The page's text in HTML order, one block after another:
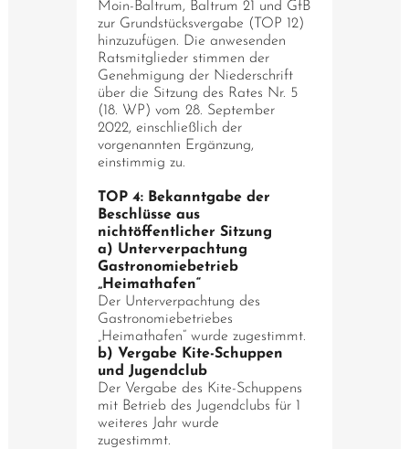
Moin-Baltrum, Baltrum 21 und GfB
zur Grundstücksvergabe (TOP 12)
hinzuzufügen. Die anwesenden
Ratsmitglieder stimmen der
Genehmigung der Niederschrift
über die Sitzung des Rates Nr. 5
(18. WP) vom 28. September
2022, einschließlich der
vorgenannten Ergänzung,
einstimmig zu.
TOP 4: Bekanntgabe der
Beschlüsse aus
nichtöffentlicher Sitzung
a) Unterverpachtung
Gastronomiebetrieb
„Heimathafen“
Der Unterverpachtung des
Gastronomiebetriebes
„Heimathafen“ wurde zugestimmt.
b) Vergabe Kite-Schuppen
und Jugendclub
Der Vergabe des Kite-Schuppens
mit Betrieb des Jugendclubs für 1
weiteres Jahr wurde
zugestimmt.